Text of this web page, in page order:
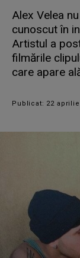
Alex Velea
cunoscut în
Artistul a
filmările
care apare
Publicat: 22 aprilie